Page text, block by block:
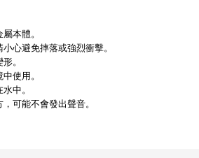
本體。
心避免摔落或強烈衝擊。
。
使用。
中。
可能不會發出聲音。